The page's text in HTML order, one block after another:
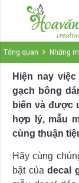
Tổng quan Những
Hiện nay
gạch bông
biến và được
hợp lý, mẫu
cùng thuận
Hãy cùng
bật củadecal